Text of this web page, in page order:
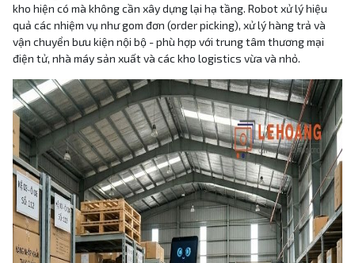
kho hiện có mà không cần xây dựng lại hạ tầng. Robot xử lý hiệu
quả các nhiệm vụ như gom đơn (order picking), xử lý hàng trả và
vận chuyển bưu kiện nội bộ - phù hợp với trung tâm thương mại
điện tử, nhà máy sản xuất và các kho logistics vừa và nhỏ.